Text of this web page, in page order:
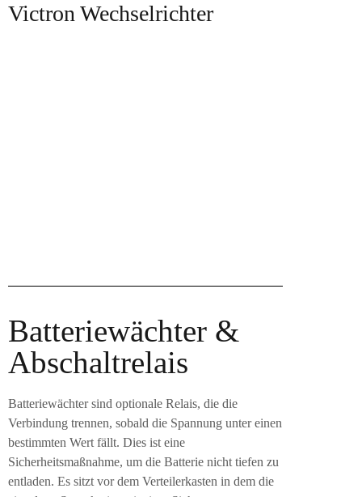
Victron Wechselrichter
Batteriewächter &
Abschaltrelais
Batteriewächter sind optionale Relais, die die
Verbindung trennen, sobald die Spannung unter einen
bestimmten Wert fällt. Dies ist eine
Sicherheitsmaßnahme, um die Batterie nicht tiefen zu
entladen. Es sitzt vor dem Verteilerkasten in dem die